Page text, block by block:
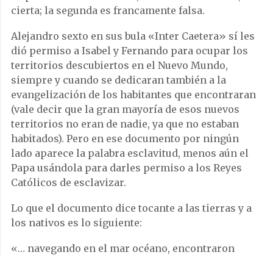
cierta; la segunda es francamente falsa.
Alejandro sexto en sus bula «Inter Caetera» sí les
dió permiso a Isabel y Fernando para ocupar los
territorios descubiertos en el Nuevo Mundo,
siempre y cuando se dedicaran también a la
evangelización de los habitantes que encontraran
(vale decir que la gran mayoría de esos nuevos
territorios no eran de nadie, ya que no estaban
habitados). Pero en ese documento por ningún
lado aparece la palabra esclavitud, menos aún el
Papa usándola para darles permiso a los Reyes
Católicos de esclavizar.
Lo que el documento dice tocante a las tierras y a
los nativos es lo siguiente:
«… navegando en el mar océano, encontraron